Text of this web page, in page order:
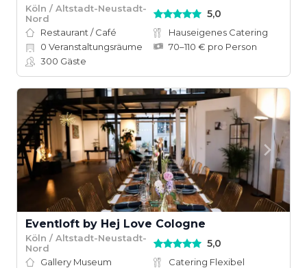
Köln / Altstadt-Neustadt-
Nord
5,0
Restaurant / Café
Hauseigenes Catering
0 Veranstaltungsräume
70–110 € pro Person
300 Gäste
Eventloft by Hej Love Cologne
Köln / Altstadt-Neustadt-
Nord
5,0
Gallery Museum
Catering Flexibel